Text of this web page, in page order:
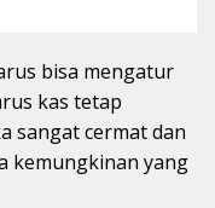
bisa mengatur
kas tetap
sangat cermat dan
kemungkinan yang